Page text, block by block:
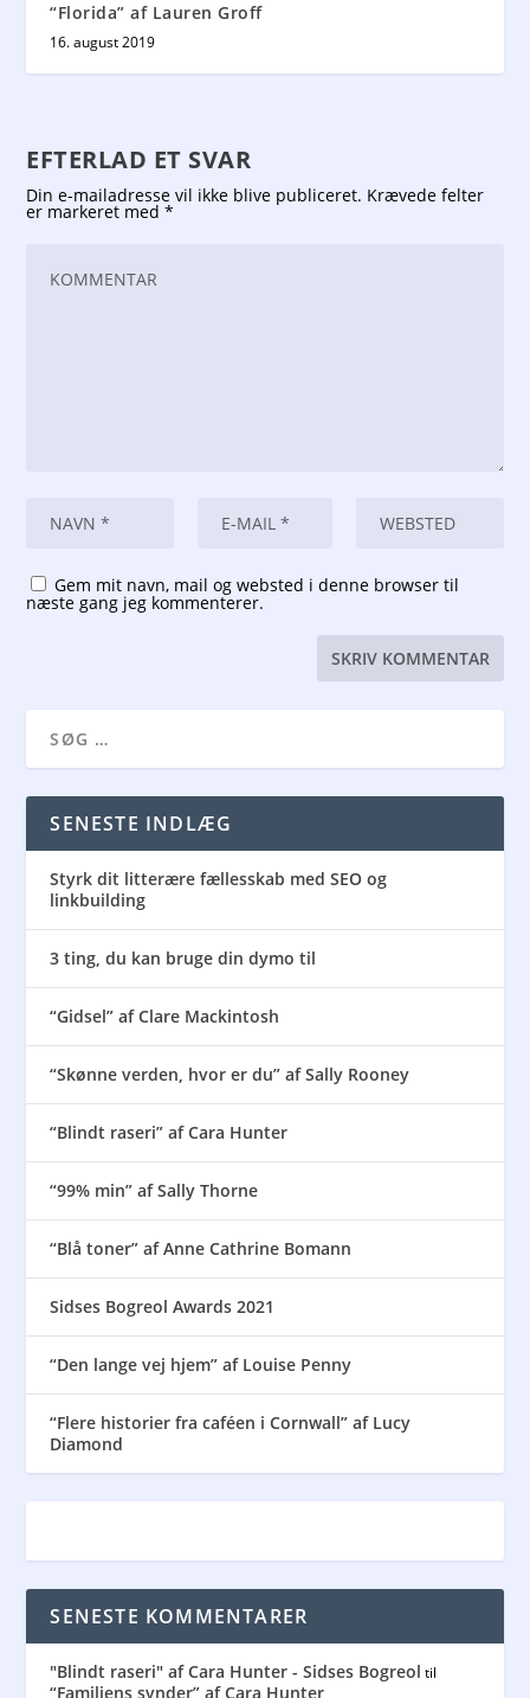
“Florida” af Lauren Groff
16. august 2019
EFTERLAD ET SVAR
Din e-mailadresse vil ikke blive publiceret. Krævede felter
er markeret med*
Gem mit navn, mail og websted i denne browser til
næste gang jeg kommenterer.
SENESTE INDLÆG
Styrk dit litterære fællesskab med SEO og
linkbuilding
3 ting, du kan bruge din dymo til
“Gidsel” af Clare Mackintosh
“Skønne verden, hvor er du” af Sally Rooney
“Blindt raseri” af Cara Hunter
“99% min” af Sally Thorne
“Blå toner” af Anne Cathrine Bomann
Sidses Bogreol Awards 2021
“Den lange vej hjem” af Louise Penny
“Flere historier fra caféen i Cornwall” af Lucy
Diamond
SENESTE KOMMENTARER
"Blindt raseri" af Cara Hunter - Sidses Bogreol til
“Familiens synder” af Cara Hunter